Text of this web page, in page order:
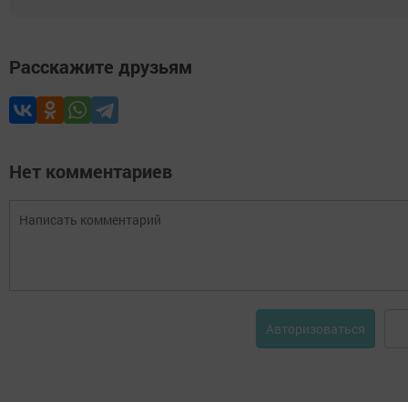
Расскажите друзьям
Нет комментариев
Авторизоваться